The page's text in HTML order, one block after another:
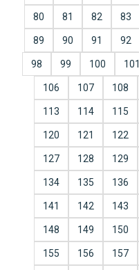
80 81 82 83
89 90 91 92
98 99 100 101
106 107 108
113 114 115
120 121 122
127 128 129
134 135 136
141 142 143
148 149 150
155 156 157